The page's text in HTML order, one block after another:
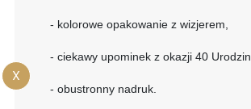
X
- kolorowe opakowanie z wizjerem,
- ciekawy upominek z okazji 40 Urodzin,
- obustronny nadruk.